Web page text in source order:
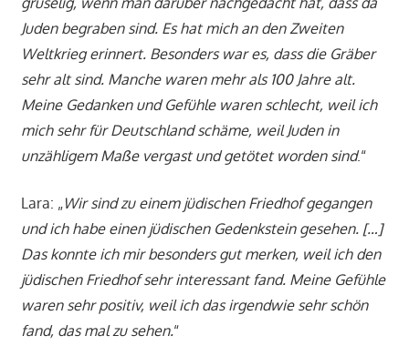
Juden begraben sind. Es hat mich an den Zweiten
Weltkrieg erinnert. Besonders war es, dass die Gräber
sehr alt sind. Manche waren mehr als 100 Jahre alt.
Meine Gedanken und Gefühle waren schlecht, weil ich
mich sehr für Deutschland schäme, weil Juden in
unzähligem Maße vergast und getötet worden sind.“
Lara: „Wir sind zu einem jüdischen Friedhof gegangen
und ich habe einen jüdischen Gedenkstein gesehen. […]
Das konnte ich mir besonders gut merken, weil ich den
jüdischen Friedhof sehr interessant fand. Meine Gefühle
waren sehr positiv, weil ich das irgendwie sehr schön
fand, das mal zu sehen.“